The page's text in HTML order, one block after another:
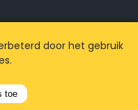
door het gebruik
toe